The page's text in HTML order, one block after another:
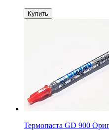
Купить
Термопаста GD 900